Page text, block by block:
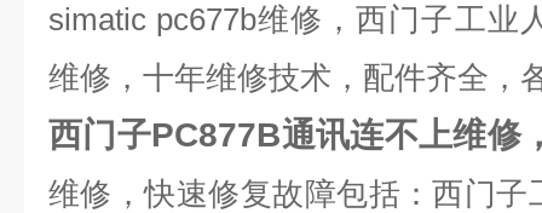
simatic pc677b维修，西门子工业
维修，十年维修技术，配件齐全，
西门子PC877B通讯连不上维修
维修，快速修复故障包括：西门子